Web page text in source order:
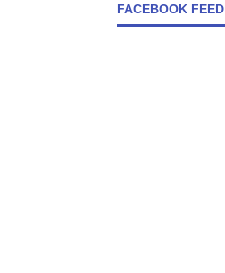
FACEBOOK FEED